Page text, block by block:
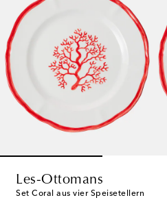
Les-Ottomans
Set Coral aus vier Speisetellern